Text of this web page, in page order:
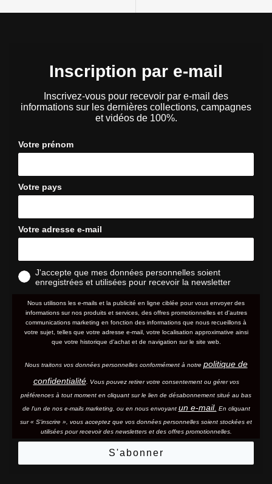
Inscription par e-mail
Inscrivez-vous pour recevoir par e-mail des
informations sur les dernières collections, campagnes
et vidéos de 100%.
Votre prénom
Votre pays
Votre adresse e-mail
J'accepte que mes données personnelles soient
enregistrées et utilisées pour recevoir la newsletter
Nous utilisons les e-mails et la publicité en ligne ciblée pour vous envoyer des
informations sur nos produits et services, des offres promotionnelles et d'autres
communications marketing en fonction des informations que nous recueillons à
votre sujet, telles que votre adresse e-mail, votre localisation approximative ainsi
que votre historique d'achat et de navigation sur le site web.
Nous traitons vos données personnelles conformément à notre politique de
confidentialité. Vous pouvez retirer votre consentement ou gérer vos
préférences à tout moment en cliquant sur le lien de désabonnement situé au bas
de l'un de nos e-mails marketing, ou en nous envoyant un e-mail. En cliquant
sur « S'inscrire », vous acceptez que vos données personnelles soient stockées et
utilisées pour recevoir des newsletters et des offres promotionnelles.
S'abonner